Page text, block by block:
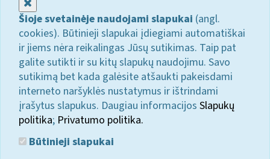
Šioje svetainėje naudojami slapukai (angl.
cookies). Būtinieji slapukai įdiegiami automatiškai
ir jiems nėra reikalingas Jūsų sutikimas. Taip pat
galite sutikti ir su kitų slapukų naudojimu. Savo
sutikimą bet kada galėsite atšaukti pakeisdami
interneto naršyklės nustatymus ir ištrindami
įrašytus slapukus. Daugiau informacijos Slapukų
politika; Privatumo politika.
Būtinieji slapukai